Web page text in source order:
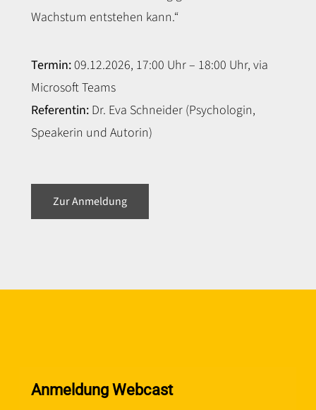
Wachstum entstehen kann.“
Termin:09.12.2026, 17:00 Uhr – 18:00 Uhr, via
Microsoft Teams
Referentin: Dr. Eva Schneider (Psychologin,
Speakerin und Autorin)
Zur Anmeldung